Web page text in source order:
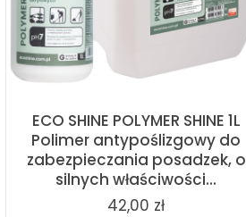
ECO SHINE POLYMER SHINE 1L
Polimer antypoślizgowy do
zabezpieczania posadzek, o
silnych właściwości...
42,00 zł